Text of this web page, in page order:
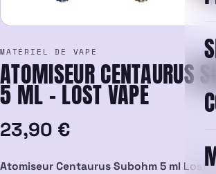
MATÉRIEL DE VAPE
ATOMISEUR CENTAURUS
5 ML – LOST VAPE
23,90 €
Atomiseur Centaurus Subohm 5 ml Lost